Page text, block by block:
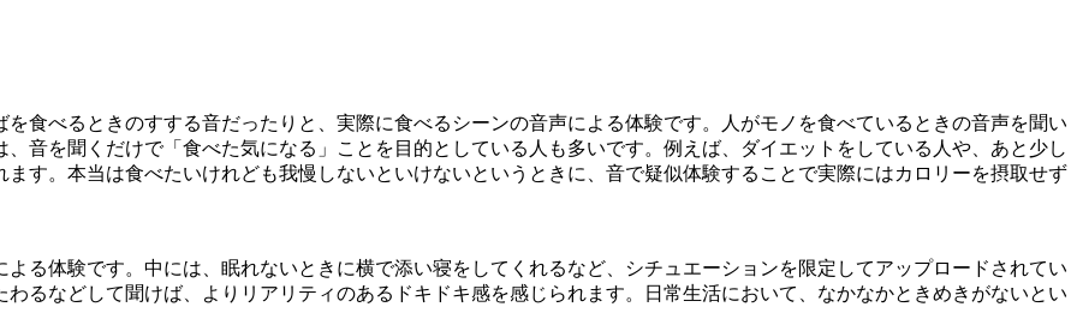
食べるときのすする音だったりと、実際に食べるシーンの音声による体験です。人がモノを食べているときの音声を聞い
音を聞くだけで「食べた気になる」ことを目的としている人も多いです。例えば、ダイエットをしている人や、あと少し
す。本当は食べたいけれども我慢しないといけないというときに、音で疑似体験することで実際にはカロリーを摂取せず
る体験です。中には、眠れないときに横で添い寝をしてくれるなど、シチュエーションを限定してアップロードされてい
るなどして聞けば、よりリアリティのあるドキドキ感を感じられます。日常生活において、なかなかときめきがないとい